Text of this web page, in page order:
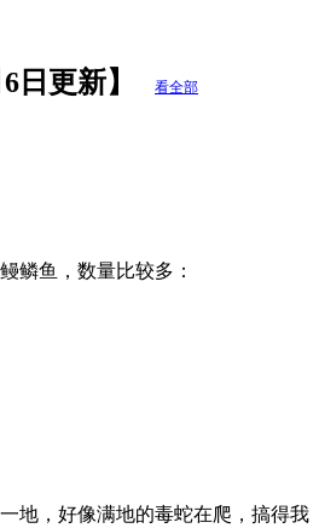
日更新】 看全部
鳞鱼，数量比较多：
地，好像满地的毒蛇在爬，搞得我